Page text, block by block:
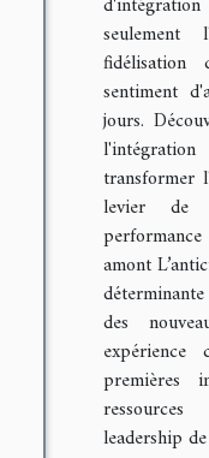
seulement
sentiment
jours.
transformer
levier de
amont
des
expérience
premières
leadership